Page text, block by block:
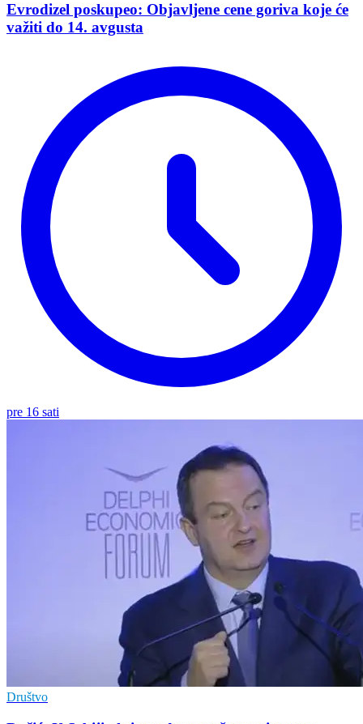
Evrodizel poskupeo: Objavljene cene goriva koje će
važiti do 14. avgusta
pre 16 sati
Društvo